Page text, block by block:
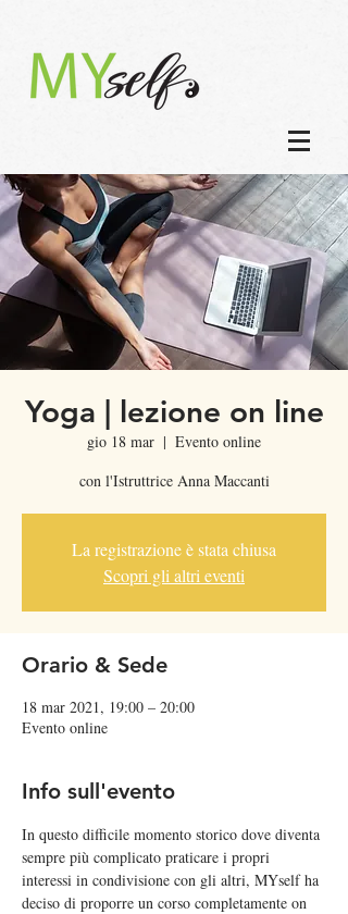
Yoga | lezione on line
gio 18 mar
  |
Evento online
con l'Istruttrice Anna Maccanti
La registrazione è stata chiusa
Scopri gli altri eventi
Orario & Sede
18 mar 2021, 19:00 – 20:00
Evento online
Info sull'evento
In questo difficile momento storico dove diventa
sempre più complicato praticare i propri
interessi in condivisione con gli altri, MYself ha
deciso di proporre un corso completamente on